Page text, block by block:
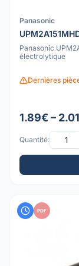
Panasonic
Panasonic
électrolytique
Dernières
1.89€ –
Quantité:
PDF